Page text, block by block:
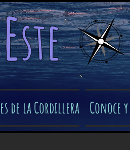
este​
de la Cordillera Conoce